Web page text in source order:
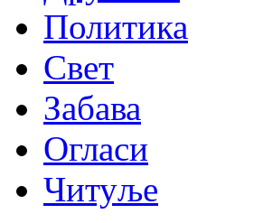
Политика
Свет
Забава
Огласи
Читуље